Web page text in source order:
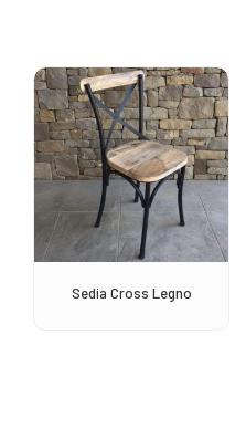
Sedia Cross Legno